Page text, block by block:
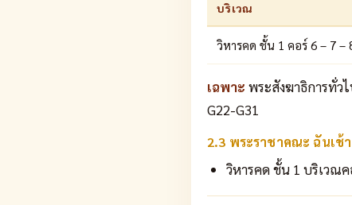
บริเวณ
วิหารคด ชั้น 1 คอร์ 6 – 7 –
เฉพาะ พระสังฆาธิการทั่ว
G22-G31
2.3 พระราชาคณะ ฉันเช้
วิหารคด ชั้น 1 บริเวณค